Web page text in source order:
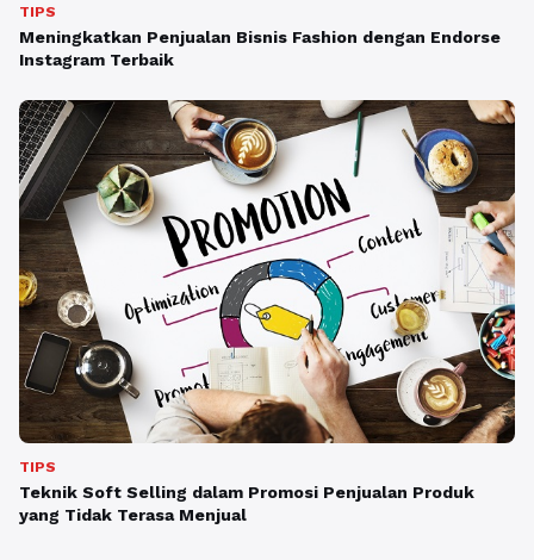
TIPS
Meningkatkan Penjualan Bisnis Fashion dengan Endorse
Instagram Terbaik
TIPS
Teknik Soft Selling dalam Promosi Penjualan Produk
yang Tidak Terasa Menjual